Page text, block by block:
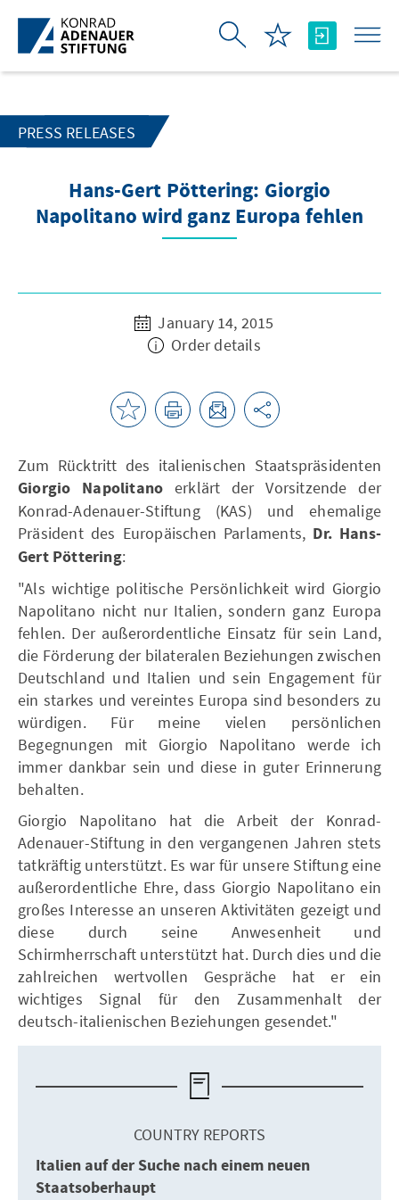
Skip to Main Content
PRESS RELEASES
Hans-Gert Pöttering: Giorgio
Napolitano wird ganz Europa fehlen
January 14, 2015
Order details
Zum Rücktritt des italienischen Staatspräsidenten
Giorgio Napolitano erklärt der Vorsitzende der
Konrad-Adenauer-Stiftung (KAS) und ehemalige
Präsident des Europäischen Parlaments, Dr. Hans-
Gert Pöttering:
"Als wichtige politische Persönlichkeit wird Giorgio
Napolitano nicht nur Italien, sondern ganz Europa
fehlen. Der außerordentliche Einsatz für sein Land,
die Förderung der bilateralen Beziehungen zwischen
Deutschland und Italien und sein Engagement für
ein starkes und vereintes Europa sind besonders zu
würdigen. Für meine vielen persönlichen
Begegnungen mit Giorgio Napolitano werde ich
immer dankbar sein und diese in guter Erinnerung
behalten.
Giorgio Napolitano hat die Arbeit der Konrad-
Adenauer-Stiftung in den vergangenen Jahren stets
tatkräftig unterstützt. Es war für unsere Stiftung eine
außerordentliche Ehre, dass Giorgio Napolitano ein
großes Interesse an unseren Aktivitäten gezeigt und
diese durch seine Anwesenheit und
Schirmherrschaft unterstützt hat. Durch dies und die
zahlreichen wertvollen Gespräche hat er ein
wichtiges Signal für den Zusammenhalt der
deutsch-italienischen Beziehungen gesendet."
COUNTRY REPORTS
Italien auf der Suche nach einem neuen
Staatsoberhaupt